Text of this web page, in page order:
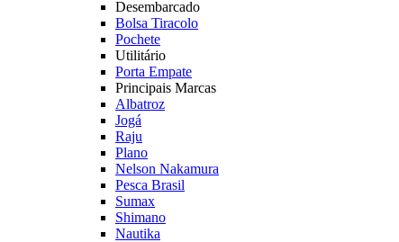
Desembarcado
Bolsa Tiracolo
Pochete
Utilitário
Porta Empate
Principais Marcas
Albatroz
Jogá
Raju
Plano
Nelson Nakamura
Pesca Brasil
Sumax
Shimano
Nautika